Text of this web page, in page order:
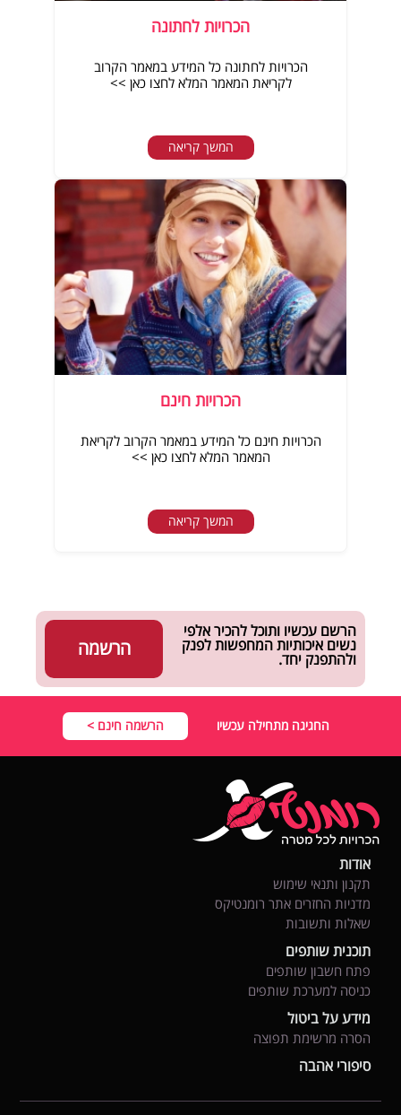
הכרויות לחתונה
הכרויות לחתונה כל המידע במאמר הקרוב
לקריאת המאמר המלא לחצו כאן >>
המשך קריאה
הכרויות חינם
הכרויות חינם כל המידע במאמר הקרוב לקריאת
המאמר המלא לחצו כאן >>
המשך קריאה
הרשמה
הרשם עכשיו ותוכל להכיר אלפי
נשים איכותיות המחפשות לפנק
ולהתפנק יחד.
החגיגה מתחילה עכשיו הרשמה חינם >
אודות
תקנון ותנאי שימוש
מדניות החזרים אתר רומנטיקס
שאלות ותשובות
תוכנית שותפים
פתח חשבון שותפים
כניסה למערכת שותפים
מידע על ביטול
הסרה מרשימת תפוצה
סיפורי אהבה